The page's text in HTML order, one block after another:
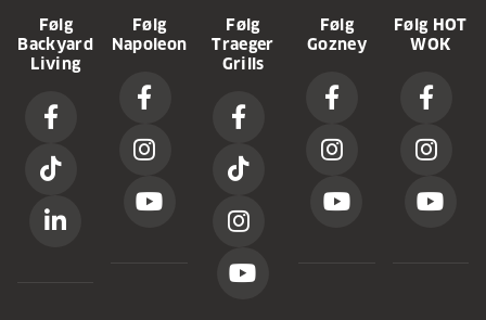
Følg
Backyard
Living
Følg
Napoleon
Følg
Traeger
Grills
Følg
Gozney
Følg HOT
WOK